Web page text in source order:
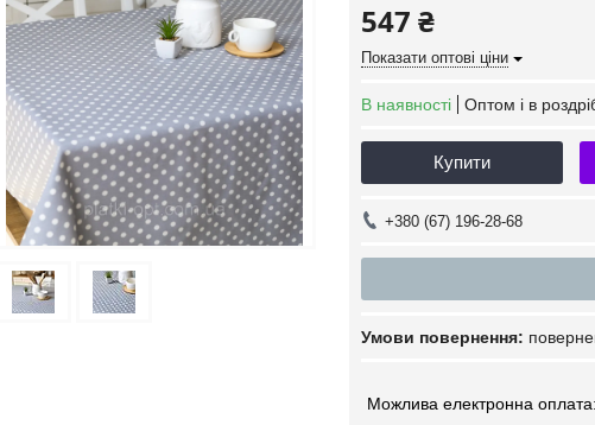
547 ₴
Показати оптові ціни
В наявності Оптом і в
Купити
+380 (67) 196-28-68